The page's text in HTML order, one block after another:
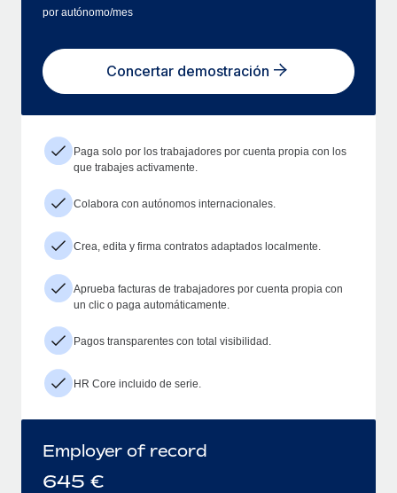
por autónomo/mes
Concertar demostración
Paga solo por los trabajadores por cuenta propia con los
que trabajes activamente.
Colabora con autónomos internacionales.
Crea, edita y firma contratos adaptados localmente.
Aprueba facturas de trabajadores por cuenta propia con
un clic o paga automáticamente.
Pagos transparentes con total visibilidad.
HR Core incluido de serie.
Employer of record
645 €